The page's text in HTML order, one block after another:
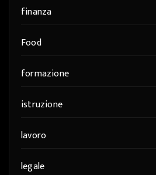
finanza
Food
formazione
istruzione
lavoro
legale